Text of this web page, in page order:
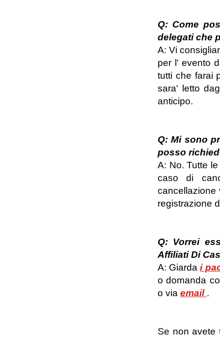
Q: Come
delegati che
A: Vi
per l' evento
tutti che farai
sara' letto
anticipo.
Q: Mi sono
posso
A: No. Tutte
caso di
registrazione
Q: Vorrei
Affiliati Di
A: Giardai
o domanda
o via email .
Se non avete